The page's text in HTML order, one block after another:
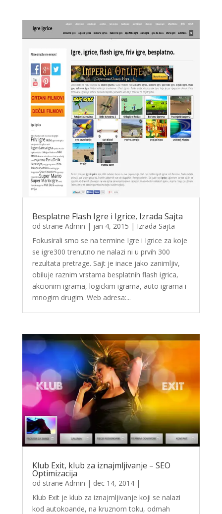
Besplatne Flash Igre i Igrice, Izrada Sajta
od strane Admin | jan 4, 2015 | Izrada Sajta
Fokusirali smo se na termine Igre i Igrice za koje
se igre300 trenutno ne nalazi ni u prvih 300
rezultata pretrage. Sajt je inace jako zanimljiv,
obiluje raznim vrstama besplatnih flash igrica,
akcionim igrama, logickim igrama, auto igrama i
mnogim drugim. Web adresa:...
Klub Exit, klub za iznajmljivanje – SEO
Optimizacija
od strane Admin | dec 14, 2014|
Klub Exit je klub za iznajmljivanje koji se nalazi
kod autokoande, na kruznom toku, odmah